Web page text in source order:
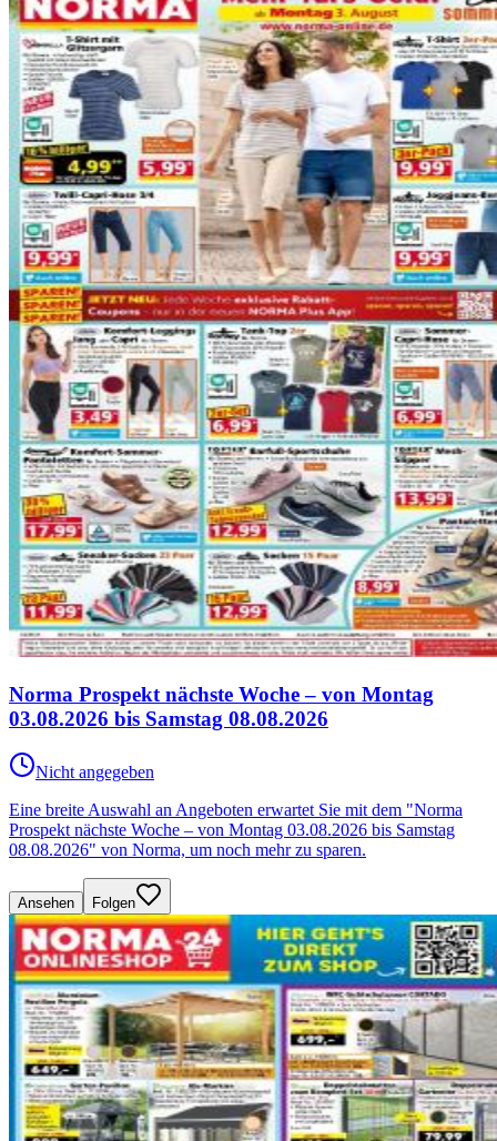
Norma Prospekt nächste Woche – von Montag
03.08.2026 bis Samstag 08.08.2026
Nicht angegeben
Eine breite Auswahl an Angeboten erwartet Sie mit dem "Norma
Prospekt nächste Woche – von Montag 03.08.2026 bis Samstag
08.08.2026" von Norma, um noch mehr zu sparen.
Ansehen Folgen